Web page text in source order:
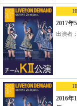
2017年
出演者
2016年